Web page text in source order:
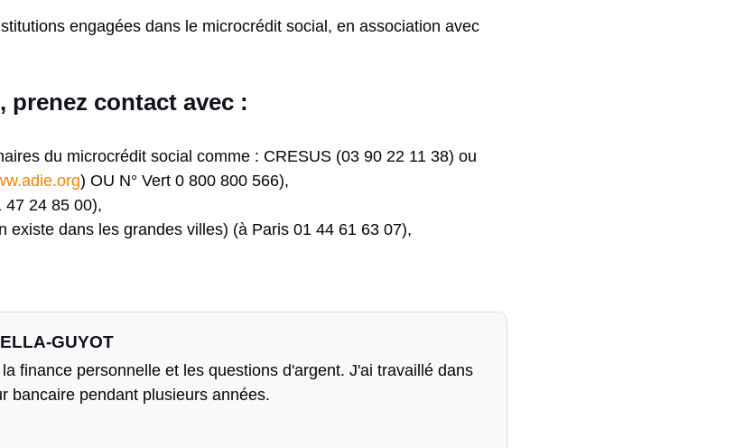
engagées dans le microcrédit social, en association avec
prenez contact avec :
du microcrédit social comme : CRESUS (03 90 22 11 38) ou
) OU N° Vert 0 800 800 566),
47 24 85 00),
existe dans les grandes villes) (à Paris 01 44 61 63 07),
GUYOT
finance personnelle et les questions d'argent. J'ai travaillé dans
bancaire pendant plusieurs années.